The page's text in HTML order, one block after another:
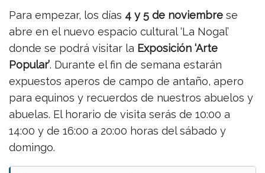
Para empezar, los días 4 y 5 de noviembre se
abre en el nuevo espacio cultural ‘La Nogal’
donde se podrá visitar la Exposición ‘Arte
Popular’. Durante el fin de semana estarán
expuestos aperos de campo de antaño, apero
para equinos y recuerdos de nuestros abuelos y
abuelas. El horario de visita serás de 10:00 a
14:00 y de 16:00 a 20:00 horas del sábado y
domingo.